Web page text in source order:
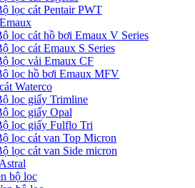
lọc cát Pentair PWT
lọc cát hồ bơi Emaux V Series
lọc cát Emaux S Series
lọc vải Emaux CF
lọc hồ bơi Emaux MFV
Waterco
lọc giấy Trimline
lọc giấy Opal
lọc giấy Fulflo Tri
lọc cát van Top Micron
lọc cát van Side micron
bộ lọc